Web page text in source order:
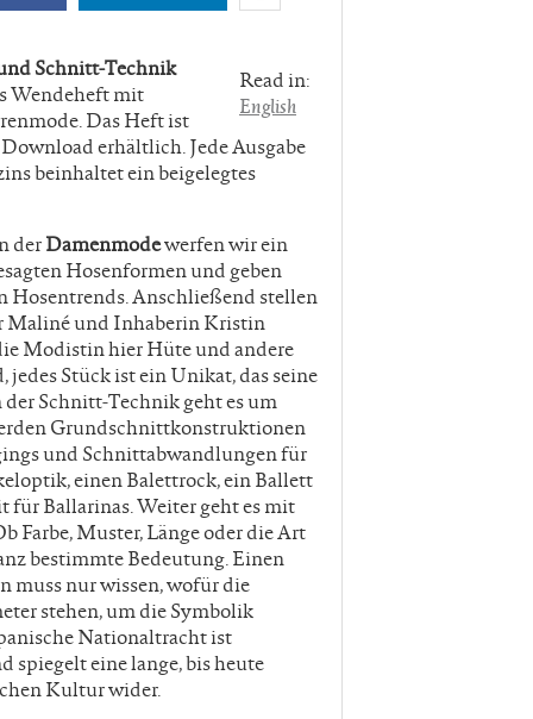
Read in:
English
Schnitt-Technik
Wendeheft mit
Das Heft ist
erhältlich. Jede Ausgabe
beinhaltet ein beigelegtes
derDamenmodewerfen wir ein
Hosenformen und geben
Hosentrends. Anschließend stellen
Maliné und Inhaberin Kristin
Modistin hier Hüte und andere
Stück ist ein Unikat, das seine
Schnitt-Technik geht es um
Grundschnittkonstruktionen
und Schnittabwandlungen für
einen Balettrock, ein Ballett
Ballarinas. Weiter geht es mit
Farbe, Muster, Länge oder die Art
bestimmte Bedeutung. Einen
muss nur wissen, wofür die
stehen, um die Symbolik
Nationaltracht ist
spiegelt eine lange, bis heute
Kultur wider.